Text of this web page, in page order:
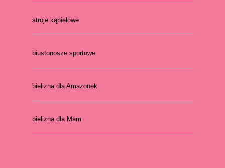
stroje kąpielowe
biustonosze sportowe
bielizna dla Amazonek
bielizna dla Mam